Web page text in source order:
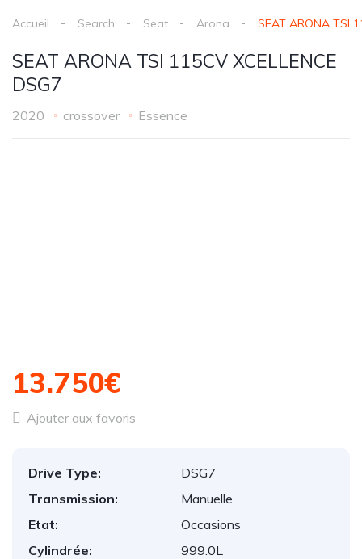
Accueil Search Seat Arona SEAT ARONA TSI
SEAT ARONA TSI 115CV XCELLENCE
DSG7
2020 crossover Essence
13.750€
Ajouter aux favoris
Drive Type:
DSG7
Transmission:
Manuelle
Etat:
Occasions
Cylindrée:
999.0L